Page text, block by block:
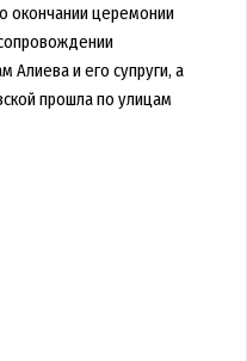
окончании церемонии
Алиева и его супруги, а
прошла по улицам